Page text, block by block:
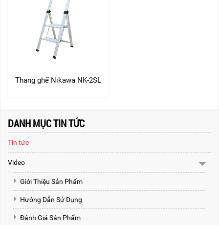
Thang ghế Nikawa NK-2SL
DANH MỤC TIN TỨC
Tin tức
Video
Giới Thiệu Sản Phẩm
Hướng Dẫn Sử Dụng
Đánh Giá Sản Phẩm